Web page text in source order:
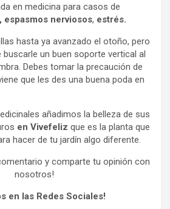
en medicina para casos de
espasmos nerviosos, estrés.
hasta ya avanzado el otoño, pero
un buen soporte vertical al
Debes tomar la precaución de
que les des una buena poda en
añadimos la belleza de sus
en Vivefeliz que es la planta que
hacer de tu jardín algo diferente.
y comparte tu opinión con
nosotros!
en las Redes Sociales!